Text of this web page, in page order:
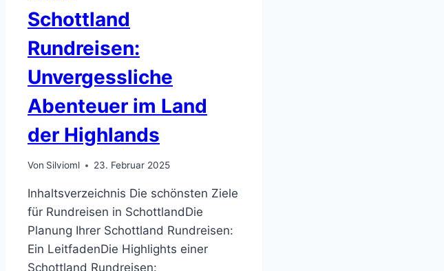
Schottland
Rundreisen:
Unvergessliche
Abenteuer im Land
der Highlands
Von Silvioml 23. Februar 2025
Inhaltsverzeichnis Die schönsten Ziele
für Rundreisen in SchottlandDie
Planung Ihrer Schottland Rundreisen:
Ein LeitfadenDie Highlights einer
Schottland Rundreisen: